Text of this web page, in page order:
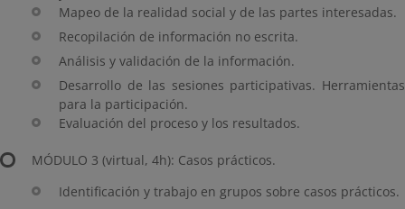
Mapeo de la realidad social y de las partes interesadas.
Recopilación de información no escrita.
Análisis y validación de la información.
Desarrollo de las sesiones participativas. Herramientas
para la participación.
Evaluación del proceso y los resultados.
MÓDULO 3 (virtual, 4h): Casos prácticos.
Identificación y trabajo en grupos sobre casos prácticos.